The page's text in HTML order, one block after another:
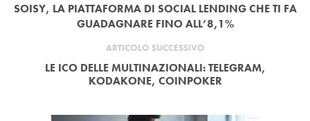
SOISY, LA PIATTAFORMA DI SOCIAL LENDING CHE TI FA
GUADAGNARE FINO ALL’8,1%
ARTICOLO SUCCESSIVO
LE ICO DELLE MULTINAZIONALI: TELEGRAM,
KODAKONE, COINPOKER